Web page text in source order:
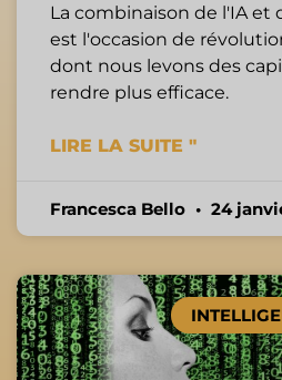
La combinaison de l'IA
est l'occasion de
dont nous levons des
rendre plus efficace.
LIRE LA SUITE "
Francesca Bello 24